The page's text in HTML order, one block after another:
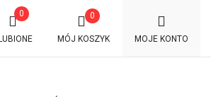
0
MÓJ KOSZYK
0
MOJE KONTO